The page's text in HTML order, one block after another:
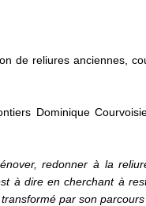
de reliures anciennes,
Dominique
redonner à la
à dire en cherchant à
par son